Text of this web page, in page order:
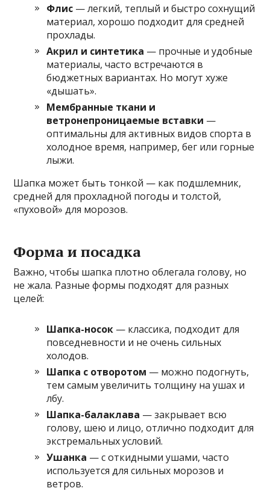
Флис — легкий, теплый и быстро сохнущий
материал, хорошо подходит для средней
прохлады.
Акрил и синтетика — прочные и удобные
материалы, часто встречаются в
бюджетных вариантах. Но могут хуже
«дышать».
Мембранные ткани и
ветронепроницаемые вставки —
оптимальны для активных видов спорта в
холодное время, например, бег или горные
лыжи.
Шапка может быть тонкой — как подшлемник,
средней для прохладной погоды и толстой,
«пуховой» для морозов.
Форма и посадка
Важно, чтобы шапка плотно облегала голову, но
не жала. Разные формы подходят для разных
целей:
Шапка-носок — классика, подходит для
повседневности и не очень сильных
холодов.
Шапка с отворотом — можно подогнуть,
тем самым увеличить толщину на ушах и
лбу.
Шапка-балаклава — закрывает всю
голову, шею и лицо, отлично подходит для
экстремальных условий.
Ушанка — с откидными ушами, часто
используется для сильных морозов и
ветров.